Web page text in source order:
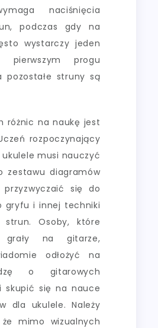
naciśnięcia
podczas gdy na
wystarczy jeden
progu
pozostałe struny są
różnic na naukę jest
rozpoczynający
musi nauczyć
zestawu diagramów
się do
gryfu i innej techniki
strun. Osoby, które
grały na gitarze,
odłożyć na
o gitarowych
skupić się na nauce
dla ukulele. Należy
mimo wizualnych